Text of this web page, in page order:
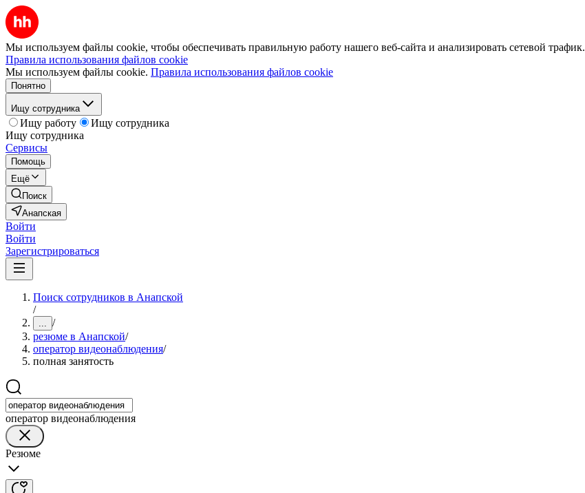
Мы используем файлы cookie, чтобы обеспечивать правильную работу нашего веб-сайта и анализировать сетевой трафик.
Правила использования файлов cookie
Мы используем файлы cookie. Правила использования файлов cookie
Понятно
Ищу сотрудника
Ищу работу
Ищу сотрудника
Ищу сотрудника
Сервисы
Помощь
Ещё
Поиск
Анапская
Войти
Войти
Зарегистрироваться
Поиск сотрудников в Анапской
/
... /
резюме в Анапской/
оператор видеонаблюдения/
полная занятость
оператор видеонаблюдения
Резюме